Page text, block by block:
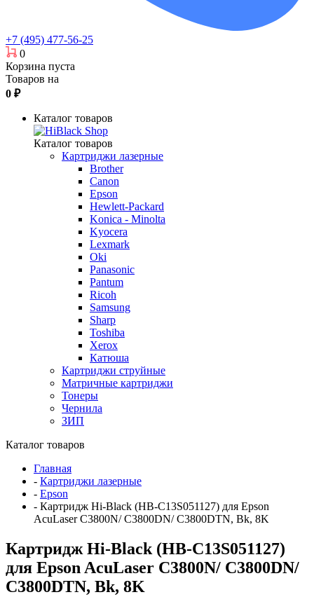
+7 (495) 477-56-25
0
Корзина пуста
Товаров на
0 ₽
Каталог товаров
Каталог товаров
Картриджи лазерные
Brother
Canon
Epson
Hewlett-Packard
Konica - Minolta
Kyocera
Lexmark
Oki
Panasonic
Pantum
Ricoh
Samsung
Sharp
Toshiba
Xerox
Катюша
Картриджи струйные
Матричные картриджи
Тонеры
Чернила
ЗИП
Каталог товаров
Главная
- Картриджи лазерные
- Epson
- Картридж Hi-Black (HB-C13S051127) для Epson
AcuLaser C3800N/ C3800DN/ C3800DTN, Bk, 8K
Картридж Hi-Black (HB-C13S051127)
для Epson AcuLaser C3800N/ C3800DN/
C3800DTN, Bk, 8K